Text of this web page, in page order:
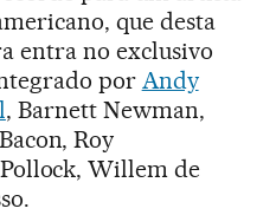
que desta
entra no exclusivo
por Andy
, Barnett Newman,
Roy
Willem de